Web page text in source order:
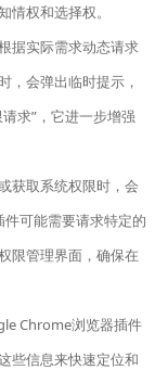
权和选择权。
据实际需求动态请求
，会弹出临时提示，
求”，它进一步增强
获取系统权限时，会
可能需要请求特定的
限管理界面，确保在
Chrome浏览器插件
些信息来快速定位和